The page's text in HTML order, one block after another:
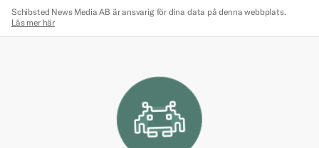
Schibsted News Media AB är ansvarig för dina data på denna webbplats.
Läs mer här